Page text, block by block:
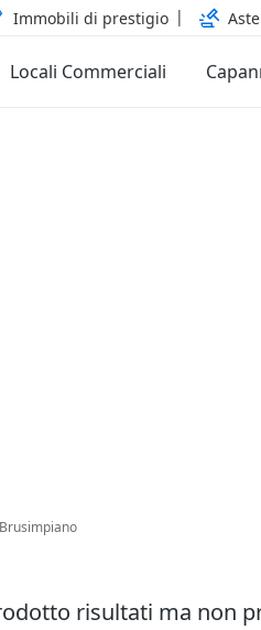
Immobili di prestigio
Locali Commerciali
Brusimpiano
risultati ma non